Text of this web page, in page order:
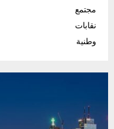
مجتمع
نقابات
وطنية